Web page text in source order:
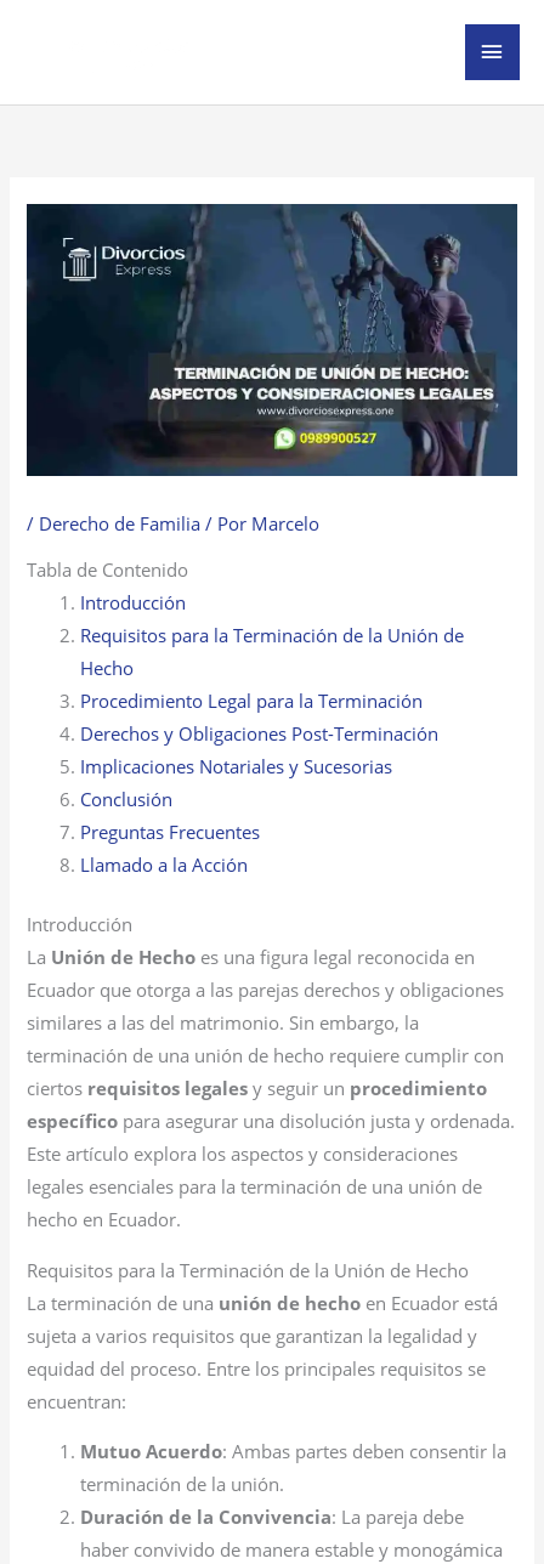
/ Derecho de Familia / Por Marcelo
Tabla de Contenido
Introducción
Requisitos para la Terminación de la Unión de
Hecho
Procedimiento Legal para la Terminación
Derechos y Obligaciones Post-Terminación
Implicaciones Notariales y Sucesorias
Conclusión
Preguntas Frecuentes
Llamado a la Acción
Introducción
La Unión de Hecho es una figura legal reconocida en
Ecuador que otorga a las parejas derechos y obligaciones
similares a las del matrimonio. Sin embargo, la
terminación de una unión de hecho requiere cumplir con
ciertos requisitos legales y seguir un procedimiento
específico para asegurar una disolución justa y ordenada.
Este artículo explora los aspectos y consideraciones
legales esenciales para la terminación de una unión de
hecho en Ecuador.
Requisitos para la Terminación de la Unión de Hecho
La terminación de una unión de hecho en Ecuador está
sujeta a varios requisitos que garantizan la legalidad y
equidad del proceso. Entre los principales requisitos se
encuentran:
Mutuo Acuerdo: Ambas partes deben consentir la
terminación de la unión.
Duración de la Convivencia: La pareja debe
haber convivido de manera estable y monogámica